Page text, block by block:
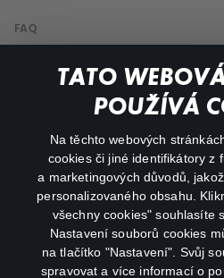
TATO
POUŽÍVÁ
Na těchto webových
cookies či jiné identifikátory z
a marketingových důvodů,
personalizovaného obsahu.
všechny cookies" souhlasíte
Nastavení souborů cookies
na tlačítko "Nastavení". Svůj
spravovat a více informací o
FAQ
Můj účet
Důležité odkazy
facebook